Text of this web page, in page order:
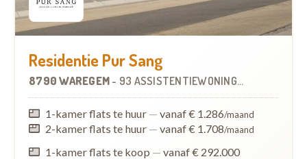
Residentie Pur Sang
8790 WAREGEM - 93 ASSISTENTIEWONINGEN
1-kamer flats te huur — vanaf € 1.286/maand
2-kamer flats te huur — vanaf € 1.708/maand
1-kamer flats te koop — vanaf € 292.000